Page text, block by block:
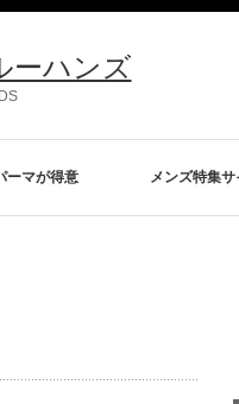
ーハンズ
ーマが得意 メンズ特集サ